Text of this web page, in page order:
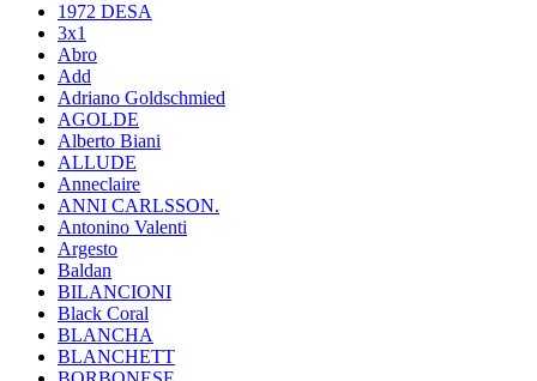
1972 DESA
3x1
Abro
Add
Adriano Goldschmied
AGOLDE
Alberto Biani
ALLUDE
Anneclaire
ANNI CARLSSON.
Antonino Valenti
Argesto
Baldan
BILANCIONI
Black Coral
BLANCHA
BLANCHETT